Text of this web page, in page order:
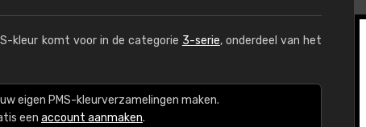
kleur komt voor in de categorie 3-serie, onderdeel van het
eigen PMS-kleurverzamelingen maken.
een account aanmaken.